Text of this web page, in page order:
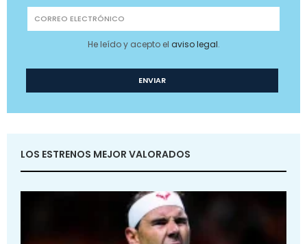
He leído y acepto el aviso legal.
LOS ESTRENOS MEJOR VALORADOS